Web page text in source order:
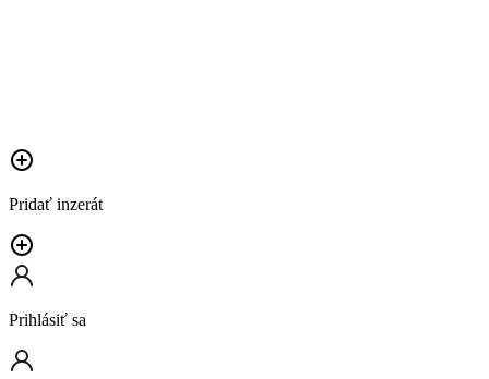
Pridať inzerát
Prihlásiť sa